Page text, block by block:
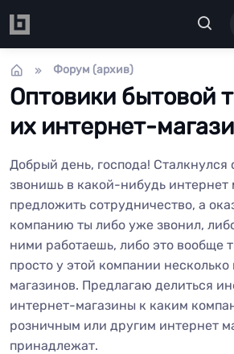
Форум (архив)
Оптовики бытовой
их интернет-
Добрый день, господа! Сталкнулся
звонишь в какой-нибудь интернет
предложить сотрудничество, а
компанию ты либо уже звонил,
ними работаешь, либо это вообще
просто у этой компании
магазинов. Предлагаю делиться
интернет-магазины к каким
розничным или другим интернет
принадлежат.